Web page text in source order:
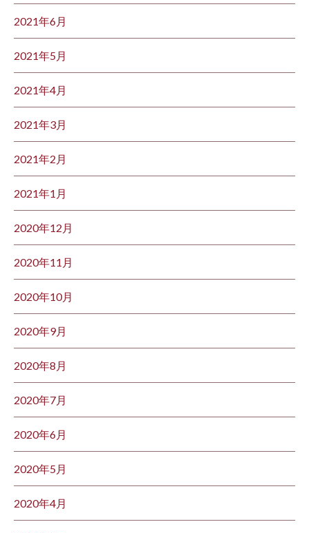
2021年6月
2021年5月
2021年4月
2021年3月
2021年2月
2021年1月
2020年12月
2020年11月
2020年10月
2020年9月
2020年8月
2020年7月
2020年6月
2020年5月
2020年4月